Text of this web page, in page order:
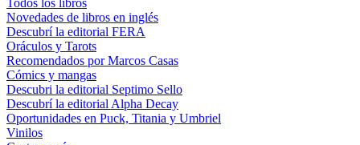
Todos los libros
Novedades de libros en inglés
Descubrí la editorial FERA
Oráculos y Tarots
Recomendados por Marcos Casas
Cómics y mangas
Descubri la editorial Septimo Sello
Descubrí la editorial Alpha Decay
Oportunidades en Puck, Titania y Umbriel
Vinilos